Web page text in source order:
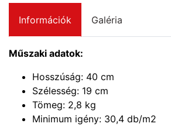
Információk Galéria
Műszaki adatok:
Hosszúság: 40 cm
Szélesség: 19 cm
Tömeg: 2,8 kg
Minimum igény: 30,4 db/m2